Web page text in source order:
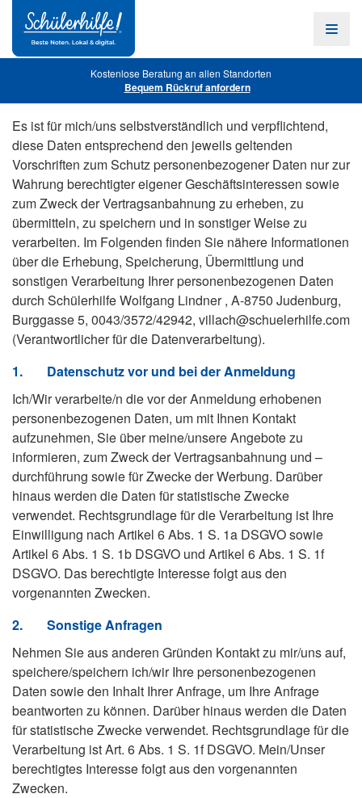
Hauptinhalt
Kostenlose Beratung an allen Standorten
Bequem Rückruf anfordern
Es ist für mich/uns selbstverständlich und verpflichtend,
diese Daten entsprechend den jeweils geltenden
Vorschriften zum Schutz personenbezogener Daten nur zur
Wahrung berechtigter eigener Geschäftsinteressen sowie
zum Zweck der Vertragsanbahnung zu erheben, zu
übermitteln, zu speichern und in sonstiger Weise zu
verarbeiten. Im Folgenden finden Sie nähere Informationen
über die Erhebung, Speicherung, Übermittlung und
sonstigen Verarbeitung Ihrer personenbezogenen Daten
durch Schülerhilfe Wolfgang Lindner , A-8750 Judenburg,
Burggasse 5, 0043/3572/42942, villach@schuelerhilfe.com
(Verantwortlicher für die Datenverarbeitung).
1.
Datenschutz vor und bei der Anmeldung
Ich/Wir verarbeite/n die vor der Anmeldung erhobenen
personenbezogenen Daten, um mit Ihnen Kontakt
aufzunehmen, Sie über meine/unsere Angebote zu
informieren, zum Zweck der Vertragsanbahnung und –
durchführung sowie für Zwecke der Werbung. Darüber
hinaus werden die Daten für statistische Zwecke
verwendet. Rechtsgrundlage für die Verarbeitung ist Ihre
Einwilligung nach Artikel 6 Abs. 1 S. 1a DSGVO sowie
Artikel 6 Abs. 1 S. 1b DSGVO und Artikel 6 Abs. 1 S. 1f
DSGVO. Das berechtigte Interesse folgt aus den
vorgenannten Zwecken.
2.
Sonstige Anfragen
Nehmen Sie aus anderen Gründen Kontakt zu mir/uns auf,
speichere/speichern ich/wir Ihre personenbezogenen
Daten sowie den Inhalt Ihrer Anfrage, um Ihre Anfrage
beantworten zu können. Darüber hinaus werden die Daten
für statistische Zwecke verwendet. Rechtsgrundlage für die
Verarbeitung ist Art. 6 Abs. 1 S. 1f DSGVO. Mein/Unser
berechtigtes Interesse folgt aus den vorgenannten
Zwecken.